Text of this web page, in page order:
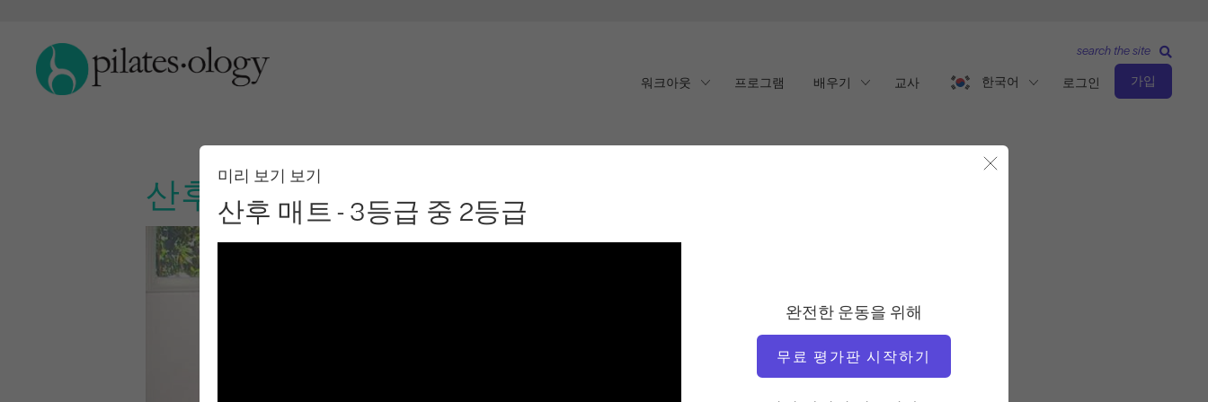
워크아웃 프로그램 배우기 교사 한국어 로그인 가입
search the site
산후 매트 - 3등급 중 2등급
미리 보기 보기
산후 매트 - 3등급 중 2등급
완전한 운동을 위해
무료 평가판 시작하기
앨리사 와이어트
운동 템포